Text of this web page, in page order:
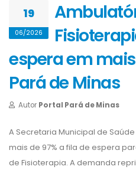
19
06/2026
espera em
Pará de Minas
Autor Portal Pará de Minas
A Secretaria Municipal de
mais de 97% a fila de espera
de Fisioterapia. A demanda